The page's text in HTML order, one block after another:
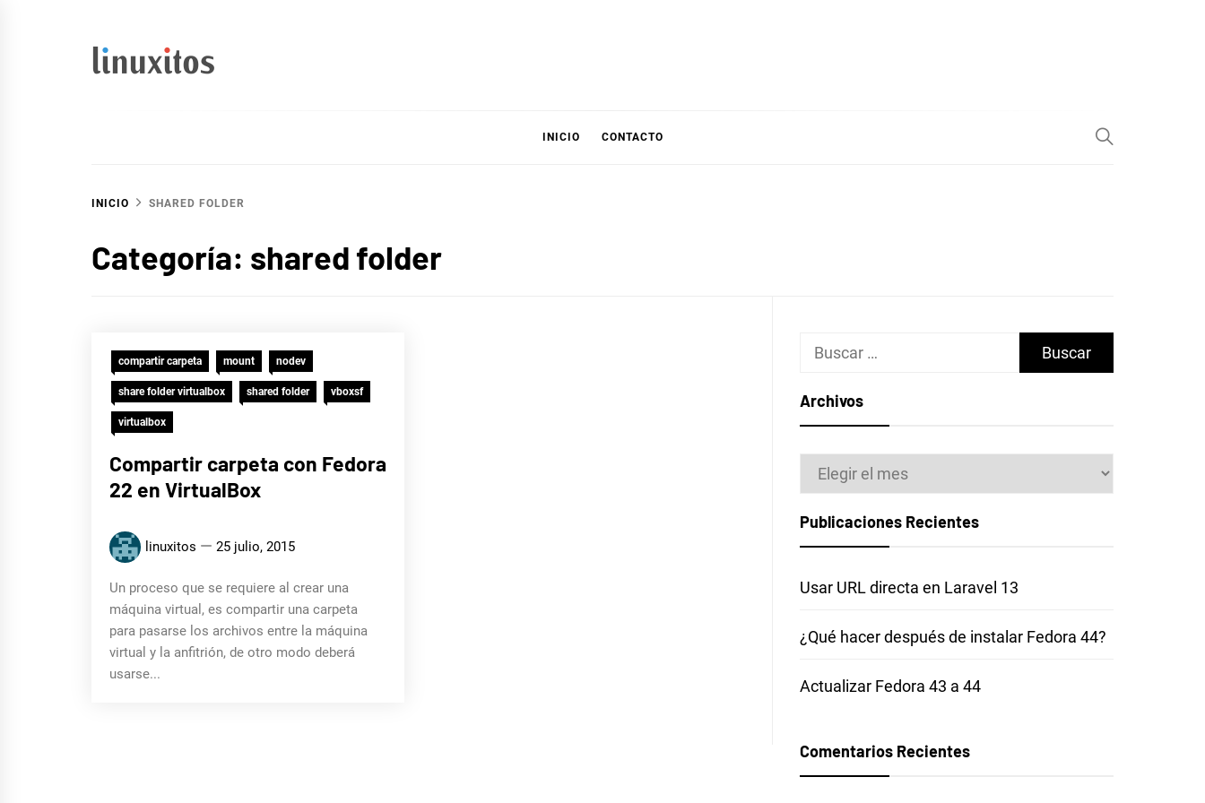
INICIO CONTACTO
INICIO SHARED FOLDER
Categoría: shared folder
compartir carpeta mount nodev
share folder virtualbox shared folder vboxsf
virtualbox
Compartir carpeta con Fedora
22 en VirtualBox
linuxitos 25 julio, 2015
Un proceso que se requiere al crear una
máquina virtual, es compartir una carpeta
para pasarse los archivos entre la máquina
virtual y la anfitrión, de otro modo deberá
usarse...
Buscar:
Archivos
Archivos
Publicaciones Recientes
Usar URL directa en Laravel 13
¿Qué hacer después de instalar Fedora 44?
Actualizar Fedora 43 a 44
Comentarios Recientes